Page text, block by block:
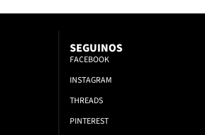
SEGUINOS
FACEBOOK
INSTAGRAM
THREADS
PINTEREST